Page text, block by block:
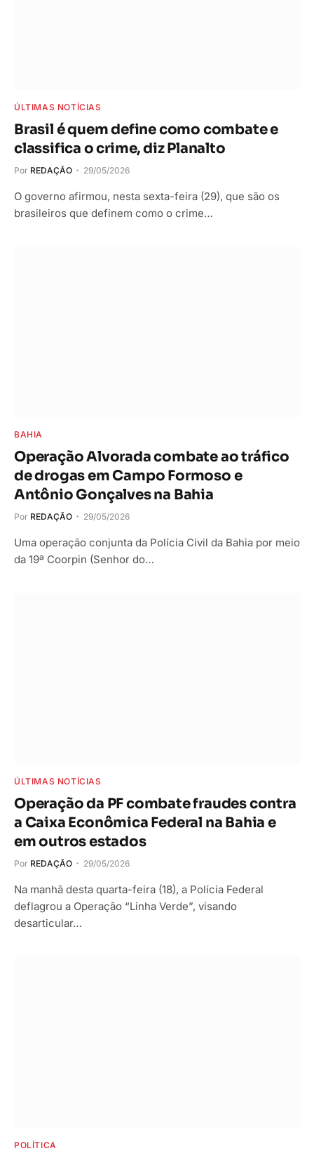
ÚLTIMAS NOTÍCIAS
Brasil é quem define como combate e
classifica o crime, diz Planalto
Por REDAÇÃO 29/05/2026
O governo afirmou, nesta sexta-feira (29), que são os
brasileiros que definem como o crime…
BAHIA
Operação Alvorada combate ao tráfico
de drogas em Campo Formoso e
Antônio Gonçalves na Bahia
Por REDAÇÃO 29/05/2026
Uma operação conjunta da Polícia Civil da Bahia por meio
da 19ª Coorpin (Senhor do…
ÚLTIMAS NOTÍCIAS
Operação da PF combate fraudes contra
a Caixa Econômica Federal na Bahia e
em outros estados
Por REDAÇÃO 29/05/2026
Na manhã desta quarta-feira (18), a Polícia Federal
deflagrou a Operação “Linha Verde”, visando
desarticular…
POLÍTICA